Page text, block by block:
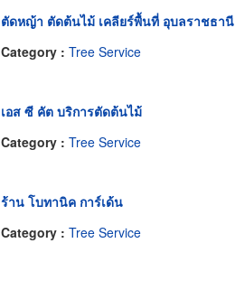
ตัดหญ้า ตัดต้นไม้ เคลียร์พื้นที่ อุบลราชธานี
Category : Tree Service
เอส ซี คัต บริการตัดต้นไม้
Category : Tree Service
ร้าน โบทานิค การ์เด้น
Category : Tree Service